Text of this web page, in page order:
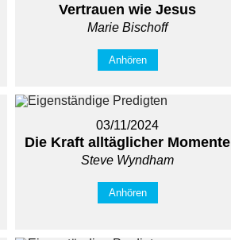
Vertrauen wie Jesus
Marie Bischoff
Anhören
03/11/2024
Die Kraft alltäglicher Momente
Steve Wyndham
Anhören